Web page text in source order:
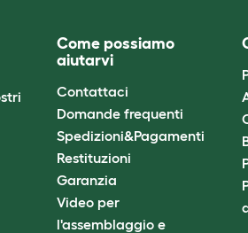
Come possiamo
aiutarvi
Contattaci
Domande frequenti
Spedizioni&Pagamenti
Restituzioni
Garanzia
Video per
l'assemblaggio e